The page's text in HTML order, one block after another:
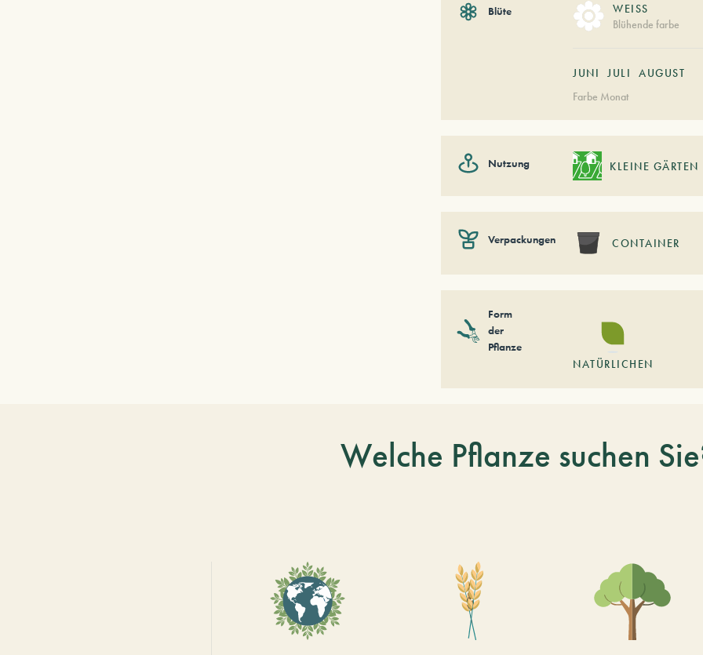
Blüte
WEISS
Blühende farbe
JUNI JULI
AUGUST
Farbe Monat
Nutzung KLEINE GÄRTEN
Verpackungen CONTAINER
Form
der
Pflanze
NATÜRLICHEN
Welche Pflanze suchen